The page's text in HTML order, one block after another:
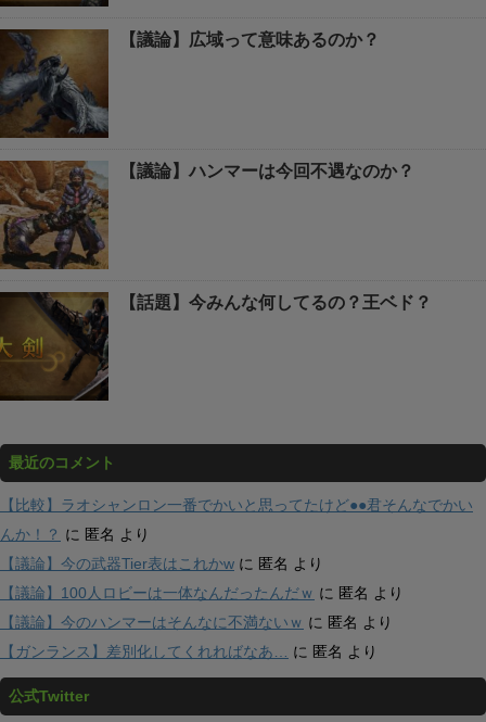
【議論】広域って意味あるのか？
【議論】ハンマーは今回不遇なのか？
【話題】今みんな何してるの？王ベド？
最近のコメント
【比較】ラオシャンロン一番でかいと思ってたけど●●君そんなでかい
んか！？ に 匿名 より
【議論】今の武器Tier表はこれかw に 匿名 より
【議論】100人ロビーは一体なんだったんだｗ に 匿名 より
【議論】今のハンマーはそんなに不満ないｗ に 匿名 より
【ガンランス】差別化してくれればなあ…
に 匿名 より
公式Twitter